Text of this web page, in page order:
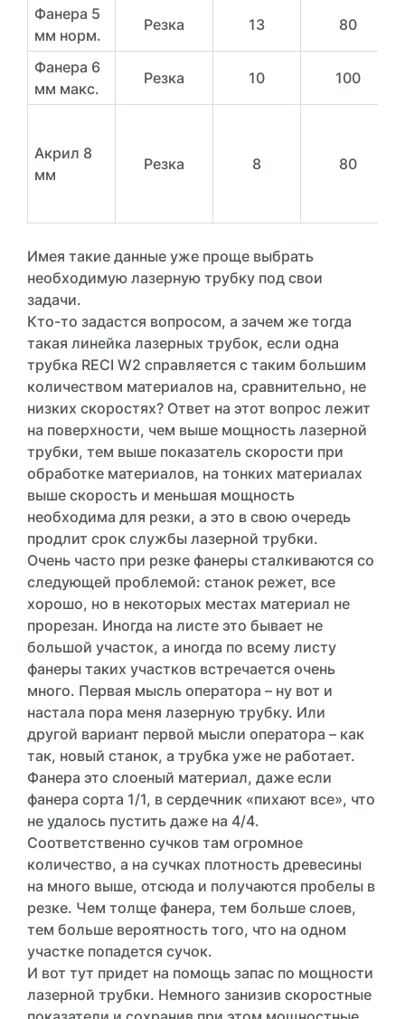
Фанера 5
мм норм.
Резка 13 80
Фанера 6
мм макс.
Резка 10 100
Акрил 8
мм
Резка 8 80
Имея такие данные уже проще выбрать
необходимую лазерную трубку под свои
задачи.
Кто-то задастся вопросом, а зачем же тогда
такая линейка лазерных трубок, если одна
трубка RECI W2 справляется с таким большим
количеством материалов на, сравнительно, не
низких скоростях? Ответ на этот вопрос лежит
на поверхности, чем выше мощность лазерной
трубки, тем выше показатель скорости при
обработке материалов, на тонких материалах
выше скорость и меньшая мощность
необходима для резки, а это в свою очередь
продлит срок службы лазерной трубки.
Очень часто при резке фанеры сталкиваются со
следующей проблемой: станок режет, все
хорошо, но в некоторых местах материал не
прорезан. Иногда на листе это бывает не
большой участок, а иногда по всему листу
фанеры таких участков встречается очень
много. Первая мысль оператора – ну вот и
настала пора меня лазерную трубку. Или
другой вариант первой мысли оператора – как
так, новый станок, а трубка уже не работает.
Фанера это слоеный материал, даже если
фанера сорта 1/1, в сердечник «пихают все», что
не удалось пустить даже на 4/4.
Соответственно сучков там огромное
количество, а на сучках плотность древесины
на много выше, отсюда и получаются пробелы в
резке. Чем толще фанера, тем больше слоев,
тем больше вероятность того, что на одном
участке попадется сучок.
И вот тут придет на помощь запас по мощности
лазерной трубки. Немного занизив скоростные